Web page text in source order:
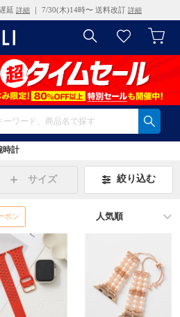
延 詳細 ｜ 7/30(木)14時〜 送料改訂 詳細
時計
サイズ 絞り込む
ポン